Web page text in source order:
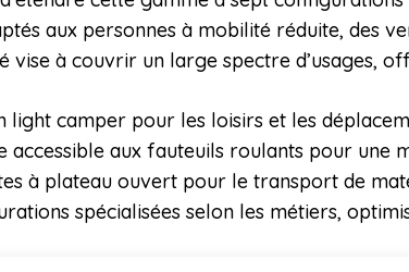
aux personnes à mobilité réduite, des
vise à couvrir un large spectre d’usages,
light camper pour les loisirs et les
accessible aux fauteuils roulants pour une
à plateau ouvert pour le transport de
spécialisées selon les métiers,